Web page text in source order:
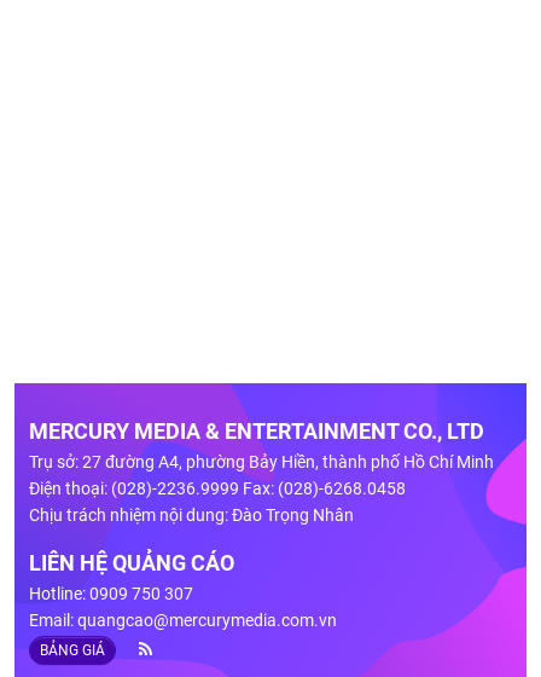
MERCURY MEDIA & ENTERTAINMENT CO., LTD
Trụ sở: 27 đường A4, phường Bảy Hiền, thành phố Hồ Chí Minh
Điện thoại: (028)-2236.9999 Fax: (028)-6268.0458
Chịu trách nhiệm nội dung: Đào Trọng Nhân
LIÊN HỆ QUẢNG CÁO
Hotline: 0909 750 307
Email:quangcao@mercurymedia.com.vn
BẢNG GIÁ